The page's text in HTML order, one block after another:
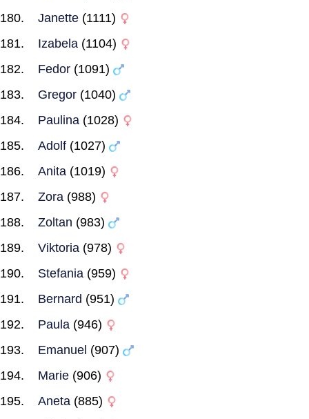
Janette (1111)
Izabela (1104)
Fedor (1091)
Gregor (1040)
Paulina (1028)
Adolf (1027)
Anita (1019)
Zora (988)
Zoltan (983)
Viktoria (978)
Stefania (959)
Bernard (951)
Paula (946)
Emanuel (907)
Marie (906)
Aneta (885)